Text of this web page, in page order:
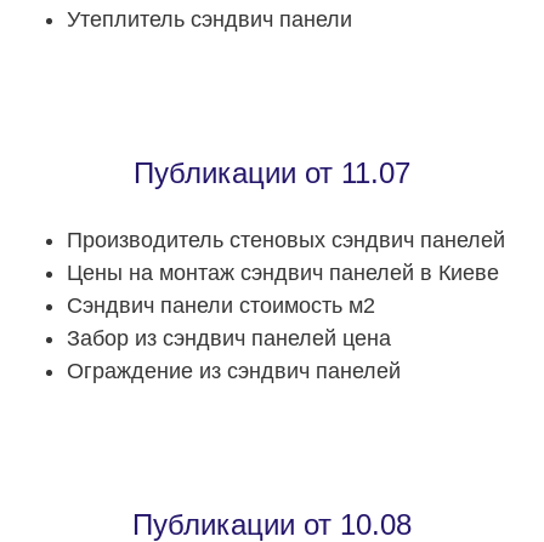
Утеплитель сэндвич панели
Публикации от 11.07
Производитель стеновых сэндвич панелей
Цены на монтаж сэндвич панелей в Киеве
Сэндвич панели стоимость м2
Забор из сэндвич панелей цена
Ограждение из сэндвич панелей
Публикации от 10.08